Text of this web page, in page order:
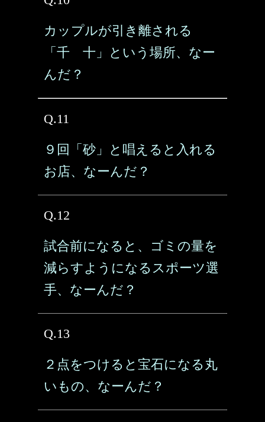
カップルが引き離される
「千 十」という場所、なー
んだ？
Q.11
９回「砂」と唱えると入れる
お店、なーんだ？
Q.12
試合前になると、ゴミの量を
減らすようになるスポーツ選
手、なーんだ？
Q.13
２点をつけると宝石になる丸
いもの、なーんだ？